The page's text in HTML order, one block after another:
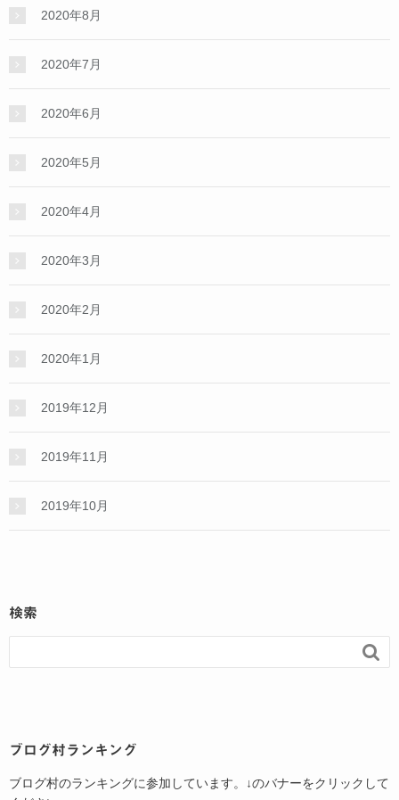
2020年8月
2020年7月
2020年6月
2020年5月
2020年4月
2020年3月
2020年2月
2020年1月
2019年12月
2019年11月
2019年10月
検索

ブログ村ランキング
ブログ村のランキングに参加しています。↓のバナーをクリックして